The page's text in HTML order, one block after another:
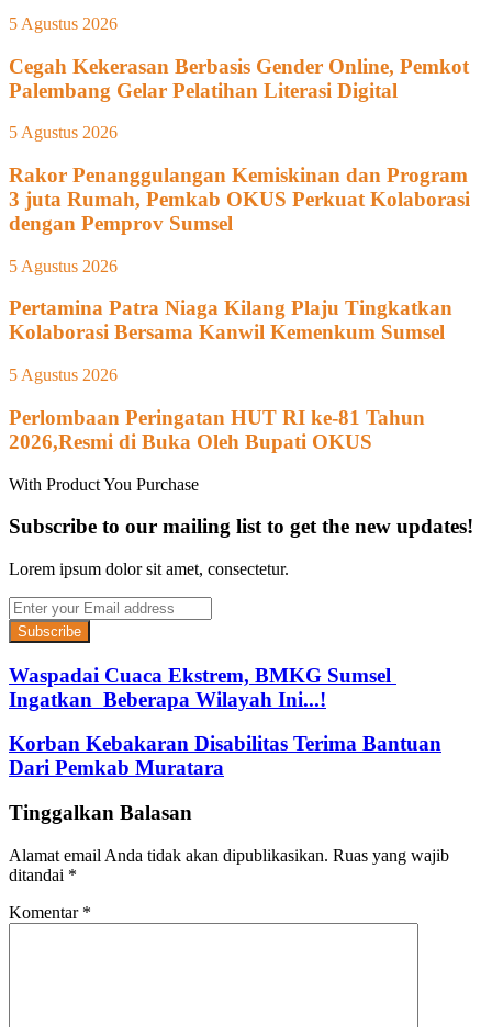
5 Agustus 2026
Cegah Kekerasan Berbasis Gender Online, Pemkot
Palembang Gelar Pelatihan Literasi Digital
5 Agustus 2026
Rakor Penanggulangan Kemiskinan dan Program
3 juta Rumah, Pemkab OKUS Perkuat Kolaborasi
dengan Pemprov Sumsel
5 Agustus 2026
Pertamina Patra Niaga Kilang Plaju Tingkatkan
Kolaborasi Bersama Kanwil Kemenkum Sumsel
5 Agustus 2026
Perlombaan Peringatan HUT RI ke-81 Tahun
2026,Resmi di Buka Oleh Bupati OKUS
With Product You Purchase
Subscribe to our mailing list to get the new updates!
Lorem ipsum dolor sit amet, consectetur.
Enter
your
Email
address
Waspadai Cuaca Ekstrem, BMKG Sumsel
Ingatkan Beberapa Wilayah Ini...!
Korban Kebakaran Disabilitas Terima Bantuan
Dari Pemkab Muratara
Tinggalkan Balasan
Alamat email Anda tidak akan dipublikasikan. Ruas yang wajib
ditandai *
Komentar *